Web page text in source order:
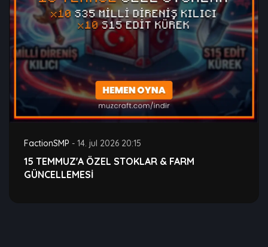
FactionSMP - 14. jul 2026 20:15
15 TEMMUZ'A ÖZEL STOKLAR & FARM
GÜNCELLEMESİ